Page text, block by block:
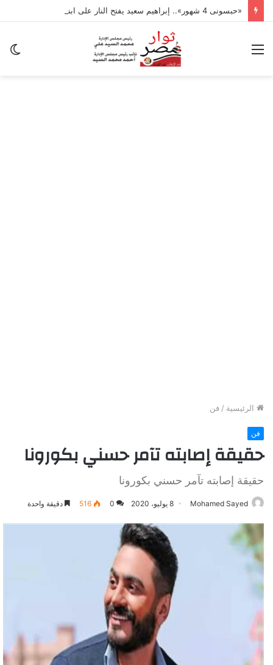
القائمة
الرئيسية / فن
فن
حقيقة إصابته تآمر حسني بكورونا
حقيقة إصابته تآمر حسني بكورونا
Mohamed Sayed 8 يوليو، 2020 0
516 دقيقة واحدة